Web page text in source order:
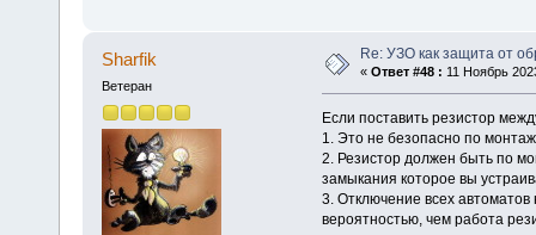
Sharfik
Ветеран
Re: УЗО как защита от
« Ответ #48 : 11 Ноябрь
Если поставить резистор
1. Это не безопасно по
2. Резистор должен быть по
замыкания которое вы
3. Отключение всех
вероятностью, чем работа